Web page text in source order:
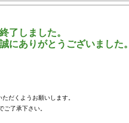
了しました。
にありがとうございました。
だくようお願いします。
了承下さい。